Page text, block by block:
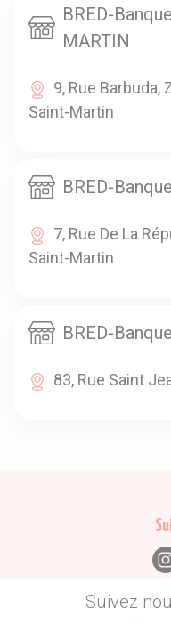
BRED-
MARTIN
9, Rue Barbuda,
Saint-Martin
BRED-
7, Rue De La
Saint-Martin
BRED-
83, Rue Saint
Suivez